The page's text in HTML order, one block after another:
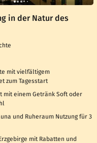
in der Natur des
mit vielfältigem
zum Tagesstart
mit einem Getränk Soft oder
und Ruheraum Nutzung für 3
mit Rabatten und